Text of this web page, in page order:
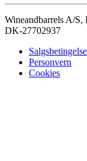
Wineandbarrels A/
DK-27702937
Personvern
Cookies